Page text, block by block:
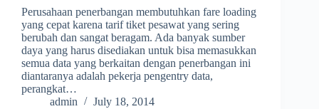
Perusahaan penerbangan membutuhkan fare loading
yang cepat karena tarif tiket pesawat yang sering
berubah dan sangat beragam. Ada banyak sumber
daya yang harus disediakan untuk bisa memasukkan
semua data yang berkaitan dengan penerbangan ini
diantaranya adalah pekerja pengentry data,
perangkat…
admin
July 18, 2014